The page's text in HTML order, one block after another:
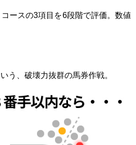
ースの3項目を6段階で評価。数値
う、破壊力抜群の馬券作戦。